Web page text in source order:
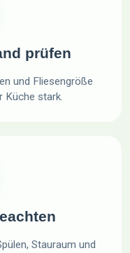
prüfen
und Fliesengröße
Küche stark.
Stauraum und